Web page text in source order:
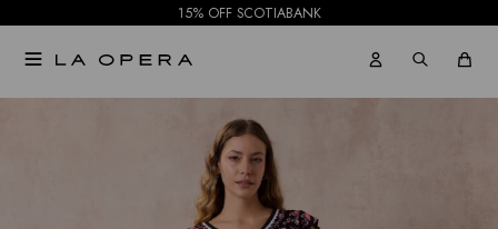
15% OFF SCOTIABANK

NOTIFICARME